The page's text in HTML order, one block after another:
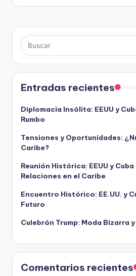
Entradas recientes
Diplomacia Insólita: EEUU y
Rumbo
Tensiones y Oportunidades:
Caribe?
Reunión Histórica: EEUU y
Relaciones en el Caribe
Encuentro Histórico: EE.UU. y
Futuro
Culebrón Trump: Moda Bizarra
Comentarios recientes